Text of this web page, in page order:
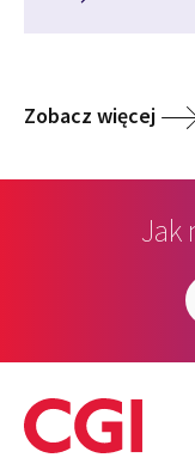
Zobacz więcej
Jak